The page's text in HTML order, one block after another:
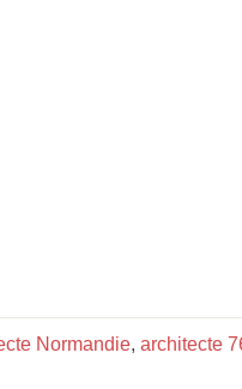
Normandie, architecte